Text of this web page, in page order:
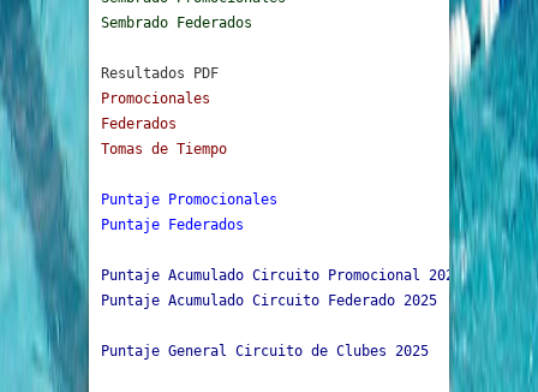
Sembrado Federados
Resultados PDF
Promocionales
Federados
Tomas de Tiempo
Puntaje
Promocionales
Puntaje
Federados
Puntaje Acumulado Circuito Promocional 2025
Puntaje Acumulado Circuito Federado 2025
Puntaje General Circuito de Clubes 2025